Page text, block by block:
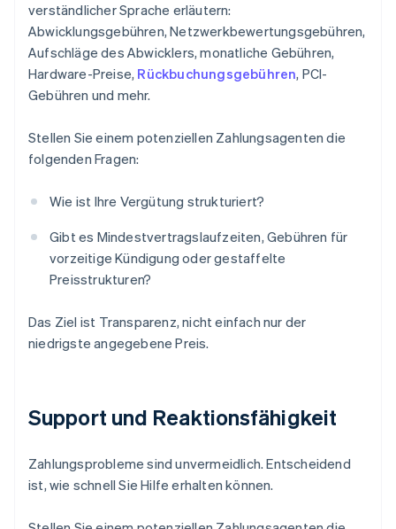
verständlicher Sprache erläutern:
Abwicklungsgebühren, Netzwerkbewertungsgebühren,
Aufschläge des Abwicklers, monatliche Gebühren,
Hardware-Preise, Rückbuchungsgebühren, PCI-
Gebühren und mehr.
Stellen Sie einem potenziellen Zahlungsagenten die
folgenden Fragen:
Wie ist Ihre Vergütung strukturiert?
Gibt es Mindestvertragslaufzeiten, Gebühren für
vorzeitige Kündigung oder gestaffelte
Preisstrukturen?
Das Ziel ist Transparenz, nicht einfach nur der
niedrigste angegebene Preis.
Support und Reaktionsfähigkeit
Zahlungsprobleme sind unvermeidlich. Entscheidend
ist, wie schnell Sie Hilfe erhalten können.